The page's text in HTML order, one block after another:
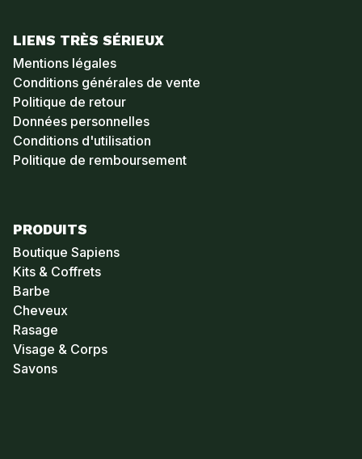
LIENS TRÈS SÉRIEUX
Mentions légales
Conditions générales de vente
Politique de retour
Données personnelles
Conditions d'utilisation
Politique de remboursement
PRODUITS
Boutique Sapiens
Kits & Coffrets
Barbe
Cheveux
Rasage
Visage & Corps
Savons